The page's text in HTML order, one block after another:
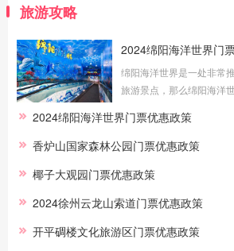
旅游攻略
2024绵阳海洋世界门
绵阳海洋世界是一处非常
旅游景点，那么绵阳海洋
起来看看吧！1、免费政策
2024绵阳海洋世界门票优惠政策
香炉山国家森林公园门票优惠政策
椰子大观园门票优惠政策
2024徐州云龙山索道门票优惠政策
开平碉楼文化旅游区门票优惠政策